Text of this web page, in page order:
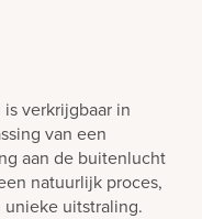
verkrijgbaar in
van een
aan de buitenlucht
natuurlijk proces,
uitstraling.